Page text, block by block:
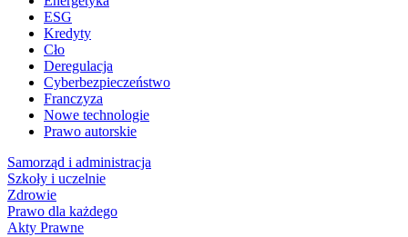
ESG
Kredyty
Cło
Deregulacja
Cyberbezpieczeństwo
Franczyza
Nowe technologie
Prawo autorskie
Samorząd i administracja
Szkoły i uczelnie
Zdrowie
Prawo dla każdego
Akty Prawne